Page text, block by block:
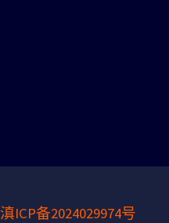
滇ICP备2024029974号